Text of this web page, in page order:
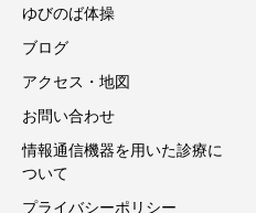
ゆびのば体操
ブログ
アクセス・地図
お問い合わせ
情報通信機器を用いた診療に
ついて
プライバシーポリシー